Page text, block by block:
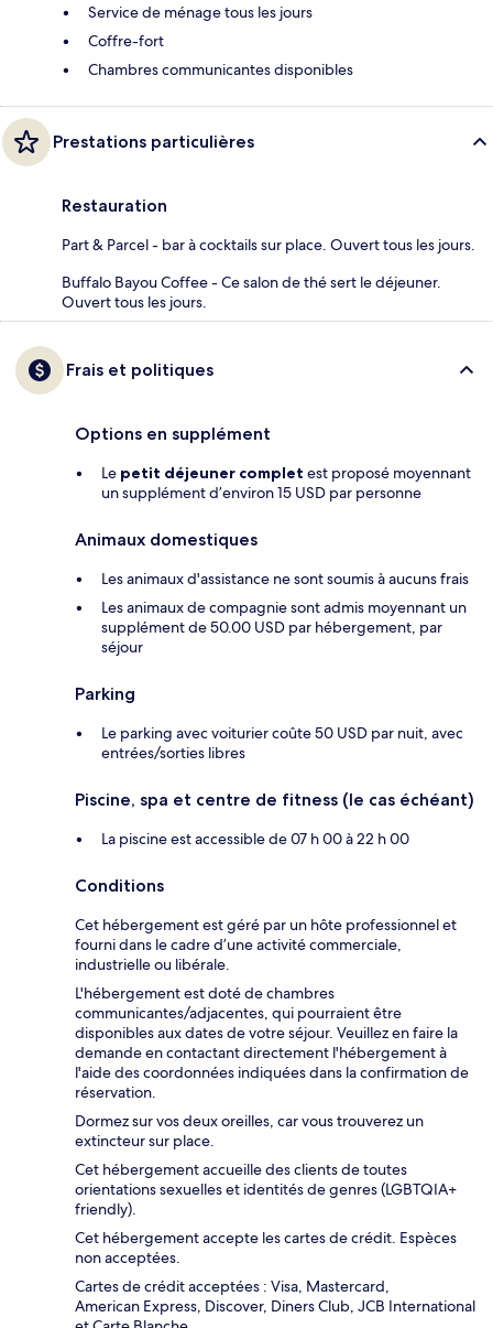
Service de ménage tous les jours
Coffre-fort
Chambres communicantes disponibles
Prestations particulières
Restauration
Part & Parcel - bar à cocktails sur place. Ouvert tous les jours.
Buffalo Bayou Coffee - Ce salon de thé sert le déjeuner.
Ouvert tous les jours.
Frais et politiques
Options en supplément
Le petit déjeuner complet est proposé moyennant
un supplément d’environ 15 USD par personne
Animaux domestiques
Les animaux d'assistance ne sont soumis à aucuns frais
Les animaux de compagnie sont admis moyennant un
supplément de 50.00 USD par hébergement, par
séjour
Parking
Le parking avec voiturier coûte 50 USD par nuit, avec
entrées/sorties libres
Piscine, spa et centre de fitness (le cas échéant)
La piscine est accessible de 07 h 00 à 22 h 00
Conditions
Cet hébergement est géré par un hôte professionnel et
fourni dans le cadre d’une activité commerciale,
industrielle ou libérale.
L'hébergement est doté de chambres
communicantes/adjacentes, qui pourraient être
disponibles aux dates de votre séjour. Veuillez en faire la
demande en contactant directement l'hébergement à
l'aide des coordonnées indiquées dans la confirmation de
réservation.
Dormez sur vos deux oreilles, car vous trouverez un
extincteur sur place.
Cet hébergement accueille des clients de toutes
orientations sexuelles et identités de genres (LGBTQIA+
friendly).
Cet hébergement accepte les cartes de crédit. Espèces
non acceptées.
Cartes de crédit acceptées : Visa, Mastercard,
American Express, Discover, Diners Club, JCB International